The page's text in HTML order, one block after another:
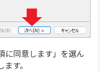
に同意します」を選ん
す。